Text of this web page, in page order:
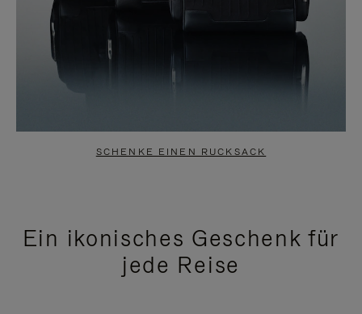
SCHENKE EINEN RUCKSACK
Ein ikonisches Geschenk für
jede Reise